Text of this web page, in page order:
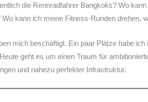
die Rennradfahrer Bangkoks? Wo
kann ich meine Fitness-Runden drehen,
mich beschäftigt. Ein paar Plätze habe
geht es um einen Traum für
und nahezu perfekter Infrastruktur.